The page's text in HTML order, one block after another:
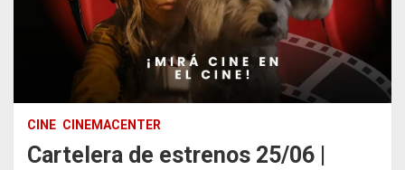
CINE CINEMACENTER
Cartelera de estrenos 25/06 |